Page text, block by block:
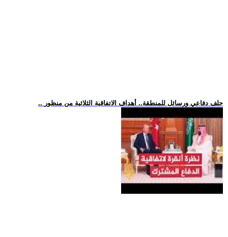
.. حلف دفاعي ورسائل للمنطقة.. أهداف الاتفاقية الثلاثية من منظور